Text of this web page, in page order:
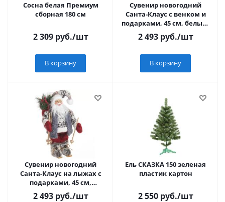
Сосна белая Премиум
сборная 180 см
2 309руб./шт
В корзину
Сувенир новогодний
Санта-Клаус с венком и
подарками, 45 см, белый/
серебро
2 493руб./шт
В корзину
Сувенир новогодний
Санта-Клаус на лыжах с
подарками, 45 см,
красный/серый/белый
2 493руб./шт
Ель СКАЗКА 150 зеленая
пластик картон
2 550руб./шт